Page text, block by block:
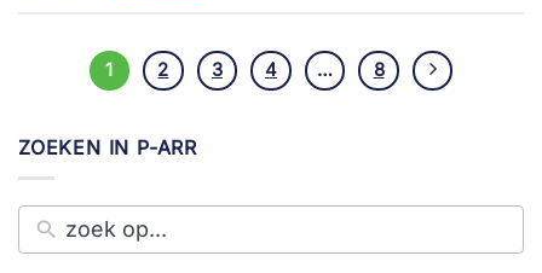
1 2 3 4 … 8
ZOEKEN IN P-ARR